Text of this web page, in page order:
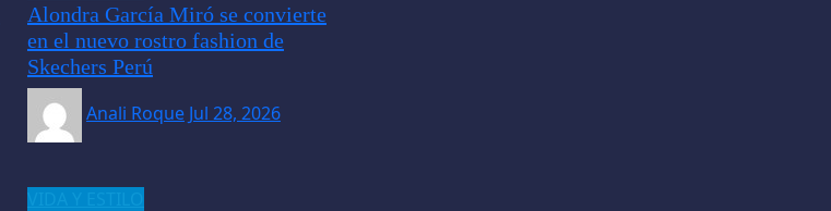
Alondra García Miró se convierte
en el nuevo rostro fashion de
Skechers Perú
Anali Roque Jul 28, 2026